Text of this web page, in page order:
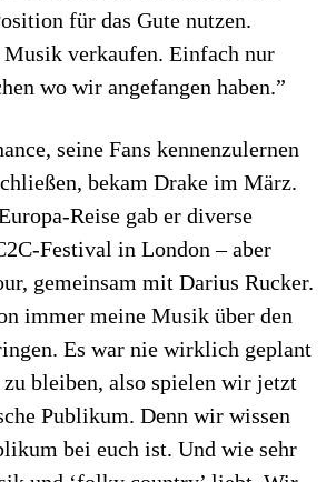
für das Gute nutzen.
verkaufen. Einfach nur
wo wir angefangen haben.”
seine Fans kennenzulernen
bekam Drake im März.
Reise gab er diverse
Festival in London – aber
gemeinsam mit Darius Rucker.
immer meine Musik über den
Es war nie wirklich geplant
bleiben, also spielen wir jetzt
Publikum. Denn wir wissen
bei euch ist. Und wie sehr